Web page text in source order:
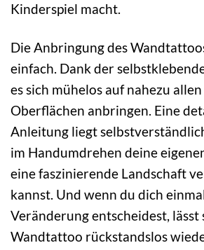
Kinderspiel macht.
Die Anbringung des
einfach. Dank der
es sich mühelos auf nahezu
Oberflächen anbringen. Eine
Anleitung liegt
im Handumdrehen deine
eine faszinierende Landschaft
kannst. Und wenn du dich
Veränderung entscheidest, lässt
Wandtattoo rückstandslos